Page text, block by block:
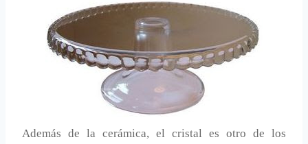
Además de la cerámica, el cristal es otro de los